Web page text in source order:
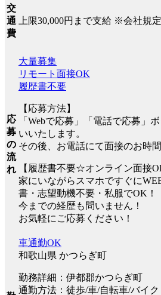
交
通
費
上限30,000円まで支給 ※会社規
応
募
の
流
れ
大量募集
リモート面接OK
履歴書不要
【応募方法】
「Webで応募」「電話で応募」
いいたします。
その後、お電話にて面接のお時
【履歴書不要☆オンライン面接
家にいながらスマホですぐに
書・志望動機不要・私服でOK！
今までの経歴も問いません！
お気軽にご応募ください！
車通勤OK
和歌山県 かつらぎ町
勤務詳細：伊都郡かつらぎ町
通勤方法：徒歩/車/自転車/バイク